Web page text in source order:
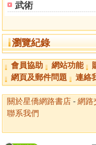
武術
瀏覽紀錄
會員協助 網站功能
網頁及郵件問題
連絡
關於星僑網路書店 - 網路
聯系我們